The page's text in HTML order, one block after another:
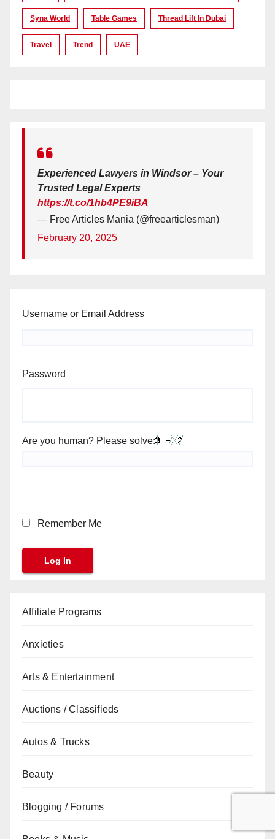
Syna World Table Games Thread Lift In Dubai
Travel Trend UAE
Experienced Lawyers in Windsor – Your
Trusted Legal Experts
https://t.co/1hb4PE9iBA
— Free Articles Mania (@freearticlesman)
February 20, 2025
Username or Email Address
Password
Are you human? Please solve:
Remember Me
Affiliate Programs
Anxieties
Arts & Entertainment
Auctions / Classifieds
Autos & Trucks
Beauty
Blogging / Forums